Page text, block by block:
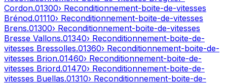
Cordon.01300› Reconditionnement-boite-de-vitesses
Brénod.01110› Reconditionnement-boite-de-vitesses
Brens.01300› Reconditionnement-boite-de-vitesses
Bresse Vallons.01340› Reconditionnement-boite-de-
vitesses Bressolles.01360› Reconditionnement-boite-de-
vitesses Brion.01460› Reconditionnement-boite-de-
vitesses Briord.01470› Reconditionnement-boite-de-
vitesses Buellas.01310› Reconditionnement-boite-de-